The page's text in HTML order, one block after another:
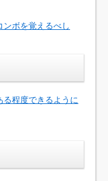
ボを覚えるべし
る程度できるように